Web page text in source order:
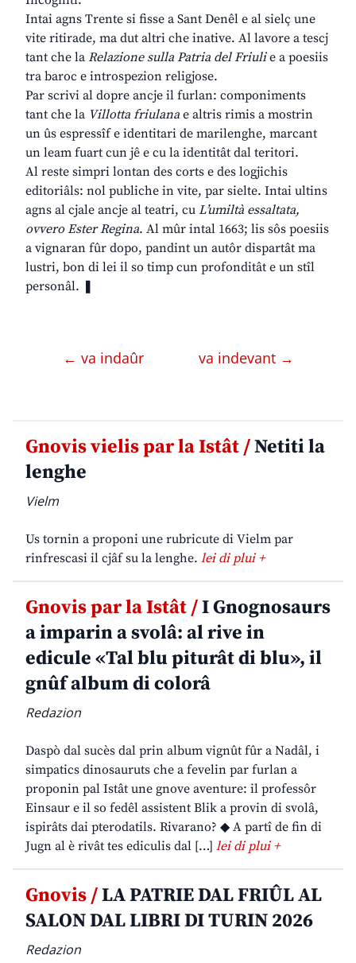
Intai agns Trente si fisse a Sant Denêl e al sielç une
vite ritirade, ma dut altri che inative. Al lavore a tescj
tant che la Relazione sulla Patria del Friulie a poesiis
tra baroc e introspezion religjose.
Par scrivi al dopre ancje il furlan: componiments
tant che la Villotta friulana e altris rimis a mostrin
un ûs espressîf e identitari de marilenghe, marcant
un leam fuart cun jê e cu la identitât dal teritori.
Al reste simpri lontan des corts e des logjichis
editoriâls: nol publiche in vite, par sielte. Intai ultins
agns al cjale ancje al teatri, cu L’umiltà essaltata,
ovvero Ester Regina. Al mûr intal 1663; lis sôs poesiis
a vignaran fûr dopo, pandint un autôr dispartât ma
lustri, bon di lei il so timp cun profonditât e un stîl
personâl. ❚
← va indaûr va indevant →
Gnovis vielis par la Istât /Netiti la
lenghe
Vielm
Us tornin a proponi une rubricute di Vielm par
rinfrescasi il cjâf su la lenghe. lei di plui +
Gnovis par la Istât /I Gnognosaurs
a imparin a svolâ: al rive in
edicule «Tal blu piturât di blu», il
gnûf album di colorâ
Redazion
Daspò dal sucès dal prin album vignût fûr a Nadâl, i
simpatics dinosauruts che a fevelin par furlan a
proponin pal Istât une gnove aventure: il professôr
Einsaur e il so fedêl assistent Blik a provin di svolâ,
ispirâts dai pterodatils. Rivarano? ◆ A partî de fin di
Jugn al è rivât tes ediculis dal […] lei di plui +
Gnovis /LA PATRIE DAL FRIÛL AL
SALON DAL LIBRI DI TURIN 2026
Redazion